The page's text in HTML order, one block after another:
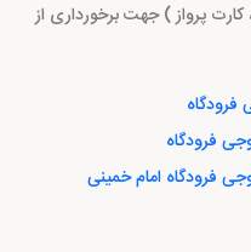
پرواز ) جهت برخورداری از
فرودگاه
فرودگاه امام خمینی